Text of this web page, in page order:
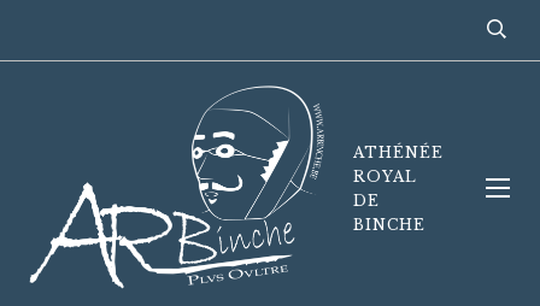
ATHÉNÉE
ROYAL
DE
BINCHE